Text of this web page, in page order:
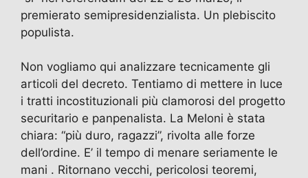
premierato semipresidenzialista. Un plebiscito
populista.
Non vogliamo qui analizzare tecnicamente gli
articoli del decreto. Tentiamo di mettere in luce
i tratti incostituzionali più clamorosi del progetto
securitario e panpenalista. La Meloni è stata
chiara: “più duro, ragazzi”, rivolta alle forze
dell’ordine. E’ il tempo di menare seriamente le
mani . Ritornano vecchi, pericolosi teoremi,